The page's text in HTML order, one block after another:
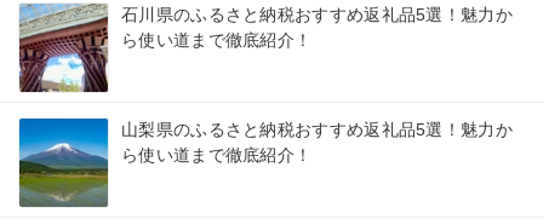
石川県のふるさと納税おすすめ返礼品5選！魅力か
ら使い道まで徹底紹介！
山梨県のふるさと納税おすすめ返礼品5選！魅力か
ら使い道まで徹底紹介！